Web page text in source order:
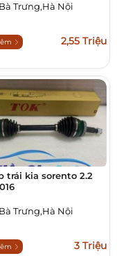
Trưng,Hà Nội
2,55 Triệu
trái kia sorento 2.2
Trưng,Hà Nội
3 Triệu